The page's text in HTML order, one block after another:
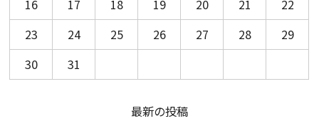
16
17 18 19 20 21
22
23
24 25 26 27 28
29
30
31
最新の投稿